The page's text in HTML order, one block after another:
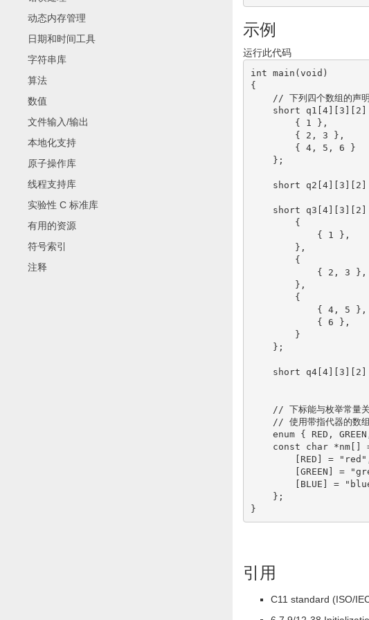
动态内存管理
日期和时间工具
字符串库
算法
数值
文件输入/输出
本地化支持
原子操作库
线程支持库
实验性 C 标准库
有用的资源
符号索引
注释
示例
运行此代码
int main (void )
{
// 下列四个数组的声
short q1 [4] [ 3 ] [ 2 ]
{
1 } ,
{
2 , 3 } ,
{ 4, 5 , 6
}
} ;
short q2 [4] [ 3 ] [ 2 ]
short q3 [4] [ 3 ] [ 2 ]
{
{
1 } ,
} ,
{
{
2 , 3 } ,
} ,
{
{ 4, 5 } ,
{ 6 } ,
}
} ;
short q4[4] [ 3 ] [ 2 ]
// 下标能与枚举常量
// 使用带指代器的数组
enum
{ RED,
const
char *nm[ ]
[ RED ] = "red"
[GREEN ] =
[ BLUE ] =
} ;
}
引用
C11 standard (ISO/